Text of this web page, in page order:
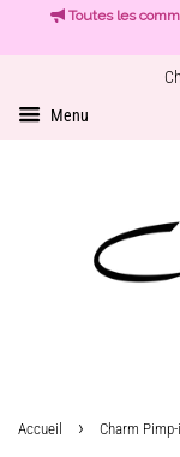
Toutes les
Menu
Accueil › Charm